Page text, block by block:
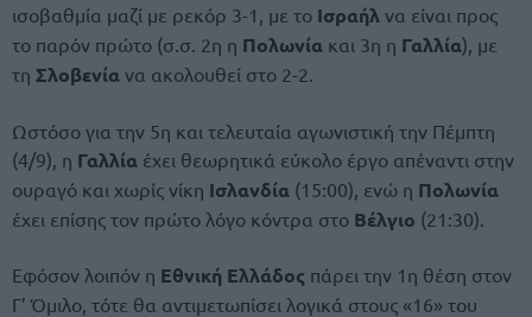
ισοβαθμία μαζί με ρεκόρ 3-1, με το Ισραήλ να είναι προς
το παρόν πρώτο (σ.σ. 2η η Πολωνία και 3η η Γαλλία), με
τη Σλοβενία να ακολουθεί στο 2-2.
Ωστόσο για την 5η και τελευταία αγωνιστική την Πέμπτη
(4/9), η Γαλλία έχει θεωρητικά εύκολο έργο απέναντι στην
ουραγό και χωρίς νίκη Ισλανδία (15:00), ενώ η Πολωνία
έχει επίσης τον πρώτο λόγο κόντρα στο Βέλγιο (21:30).
Εφόσον λοιπόν η Εθνική Ελλάδος πάρει την 1η θέση στον
Γ’ Όμιλο, τότε θα αντιμετωπίσει λογικά στους «16» του